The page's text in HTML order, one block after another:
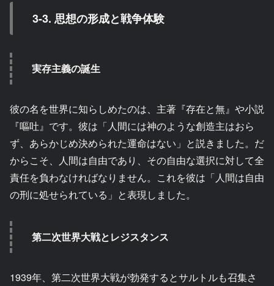
3-3. 思想の形成と戦争体験
実存主義の誕生
彼の名を世界に知らしめたのは、主著『存在と無』や小説
『嘔吐』です。彼は「人間には神のような創造主はおら
ず、あらかじめ決められた運命はない」と説きました。だ
からこそ、人間は自由であり、その自由な選択に対して全
責任を負わなければなりません。これを彼は「人間は自由
の刑に処せられている」と表現しました。
第二次世界大戦とレジスタンス
1939年、第二次世界大戦が勃発するとサルトルも召集さ